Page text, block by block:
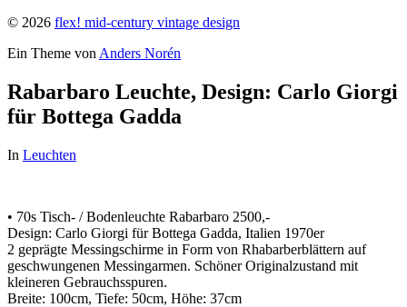
© 2026 flex! mid-century vintage design
Ein Theme von Anders Norén
Rabarbaro Leuchte, Design: Carlo Giorgi
für Bottega Gadda
In Leuchten
• 70s Tisch- / Bodenleuchte Rabarbaro 2500,-
Design: Carlo Giorgi für Bottega Gadda, Italien 1970er
2 geprägte Messingschirme in Form von Rhabarberblättern auf
geschwungenen Messingarmen. Schöner Originalzustand mit
kleineren Gebrauchsspuren.
Breite: 100cm, Tiefe: 50cm, Höhe: 37cm